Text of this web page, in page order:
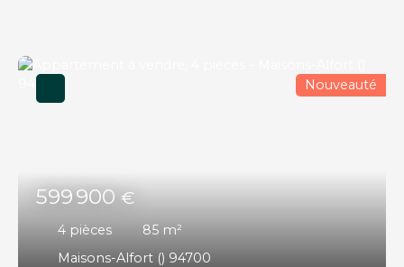
599 900€
4 pièces 85 m²
Maisons-Alfort () 94700
Nouveauté